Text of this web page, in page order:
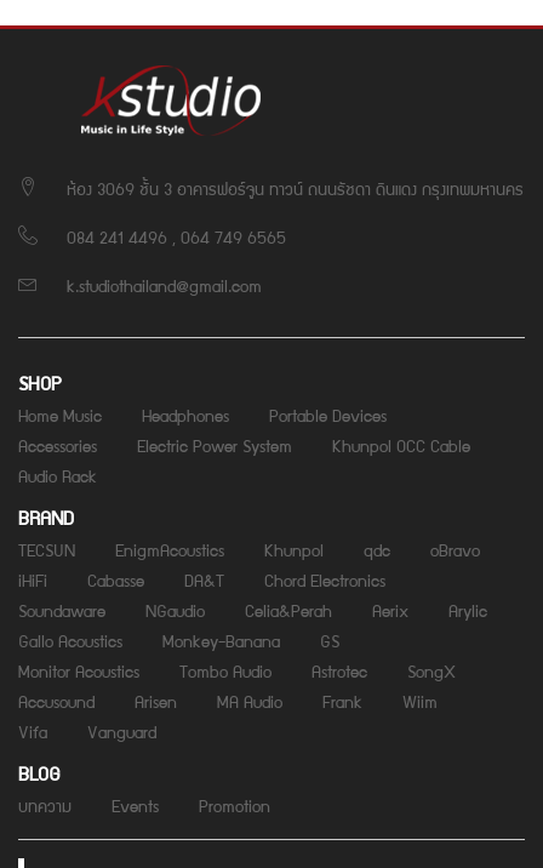
ห้อง 3069 ชั้น 3 อาคารฟอร์จูน ทาวน์ ถนนรัชดา ดินแดง กรุงเทพมหานคร
084 241 4496 , 064 749 6565
k.studiothailand@gmail.com
SHOP
Home Music Headphones
Portable Devices
Accessories
Electric Power System
Khunpol OCC Cable
Audio Rack
BRAND
TECSUN EnigmAcoustics Khunpol qdc
oBravo
iHiFi
Cabasse DA&T
Chord Electronics
Soundaware
NGaudio Celia&Perah Aerix
Arylic
Gallo Acoustics
Monkey-Banana
GS
Monitor Acoustics
Tombo Audio Astrotec
SongX
Accusound
Arisen MA Audio Frank
Wiim
Vifa
Vanguard
BLOG
บทความ Events Promotion